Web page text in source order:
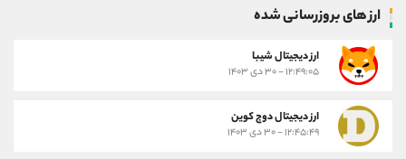
ارز های بروزرسانی شده
ارز ديجيتال شیبا
۱۲:۴۹:۰۵ - ۳۰ دی ۱۴۰۳
ارز دیجیتال دوج کوین
۱۲:۴۵:۴۹ - ۳۰ دی ۱۴۰۳